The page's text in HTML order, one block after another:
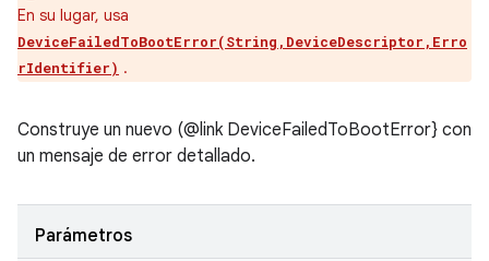
En su lugar, usa
DeviceFailedToBootError(String,DeviceDescriptor,Erro
rIdentifier) .
Construye un nuevo (@link DeviceFailedToBootError} con
un mensaje de error detallado.
Parámetros